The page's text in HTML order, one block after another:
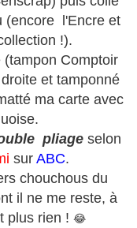
(encore l'Encre et
!).
Comptoir
et tamponné
ma carte avec
pliageselon
sur ABC.
chouchous du
il ne me reste, à
plus rien ! 😂